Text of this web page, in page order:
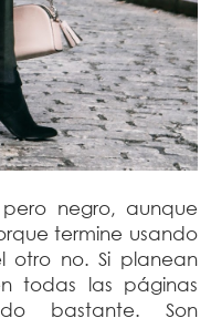
negro, aunque
termine usando
no. Si planean
todas las páginas
bastante. Son